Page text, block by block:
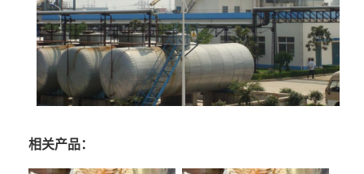
相关产品：